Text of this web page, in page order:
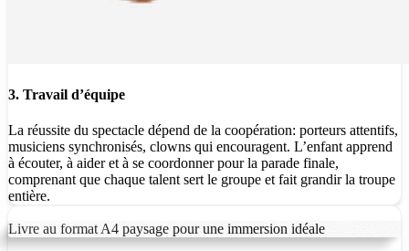
3. Travail d’équipe
La réussite du spectacle dépend de la coopération: porteurs attentifs,
musiciens synchronisés, clowns qui encouragent. L’enfant apprend
à écouter, à aider et à se coordonner pour la parade finale,
comprenant que chaque talent sert le groupe et fait grandir la troupe
entière.
Livre au format A4 paysage pour une immersion idéale